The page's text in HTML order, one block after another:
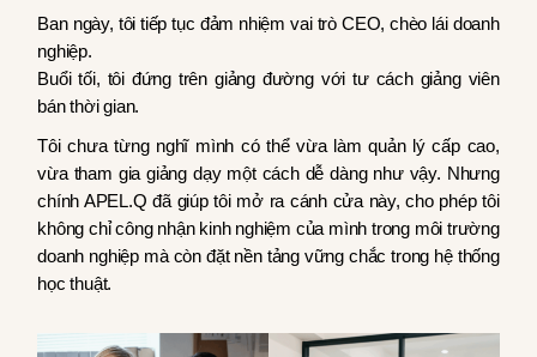
Ban ngày, tôi tiếp tục đảm nhiệm vai trò CEO, chèo lái doanh
nghiệp.
Buổi tối, tôi đứng trên giảng đường với tư cách giảng viên
bán thời gian.
Tôi chưa từng nghĩ mình có thể vừa làm quản lý cấp cao,
vừa tham gia giảng dạy một cách dễ dàng như vậy. Nhưng
chính APEL.Q đã giúp tôi mở ra cánh cửa này, cho phép tôi
không chỉ công nhận kinh nghiệm của mình trong môi trường
doanh nghiệp mà còn đặt nền tảng vững chắc trong hệ thống
học thuật.